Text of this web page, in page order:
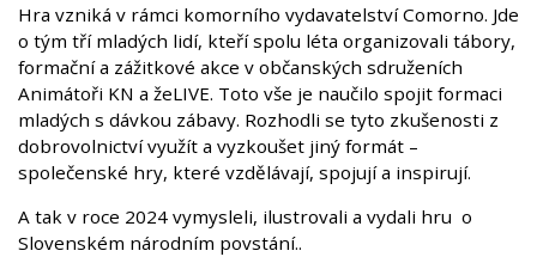
Hra vzniká v rámci komorního vydavatelství Comorno. Jde
o tým tří mladých lidí, kteří spolu léta organizovali tábory,
formační a zážitkové akce v občanských sdruženích
Animátoři KN a žeLIVE. Toto vše je naučilo spojit formaci
mladých s dávkou zábavy. Rozhodli se tyto zkušenosti z
dobrovolnictví využít a vyzkoušet jiný formát –
společenské hry, které vzdělávají, spojují a inspirují.
A tak v roce 2024 vymysleli, ilustrovali a vydali hru o
Slovenském národním povstání..